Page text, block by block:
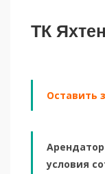
ТК
Оставить
условия